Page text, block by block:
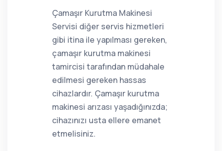
Çamaşır Kurutma Makinesi
Servisi diğer servis hizmetleri
gibi itina ile yapılması gereken,
çamaşır kurutma makinesi
tamircisi tarafından müdahale
edilmesi gereken hassas
cihazlardır. Çamaşır kurutma
makinesi arızası yaşadığınızda;
cihazınızı usta ellere emanet
etmelisiniz.